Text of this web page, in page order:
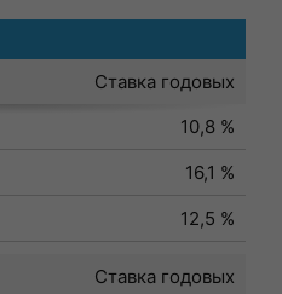
Ставка годовых
10,8 %
16,1 %
12,5 %
Ставка годовых